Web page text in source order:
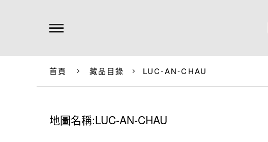
首頁 藏品目錄 LUC-AN-CHAU
地圖名稱:LUC-AN-CHAU